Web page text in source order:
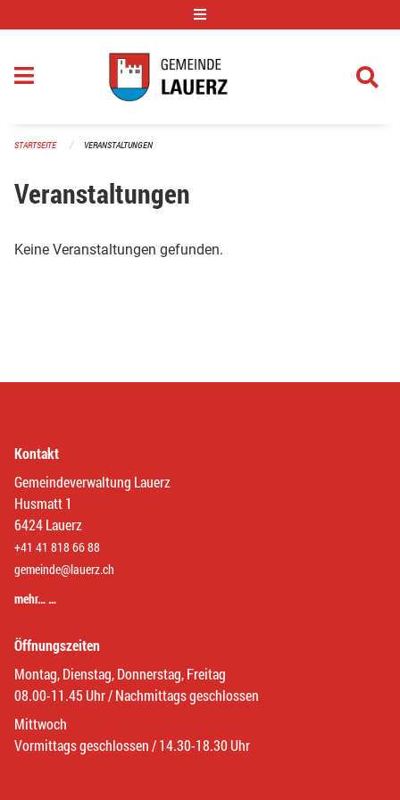
STARTSEITE VERANSTALTUNGEN
Veranstaltungen
Keine Veranstaltungen gefunden.
Kontakt
Gemeindeverwaltung Lauerz
Husmatt 1
6424 Lauerz
+41 41 818 66 88
gemeinde@lauerz.ch
mehr… …
Öffnungszeiten
Montag, Dienstag, Donnerstag, Freitag
08.00-11.45 Uhr / Nachmittags geschlossen
Mittwoch
Vormittags geschlossen / 14.30-18.30 Uhr